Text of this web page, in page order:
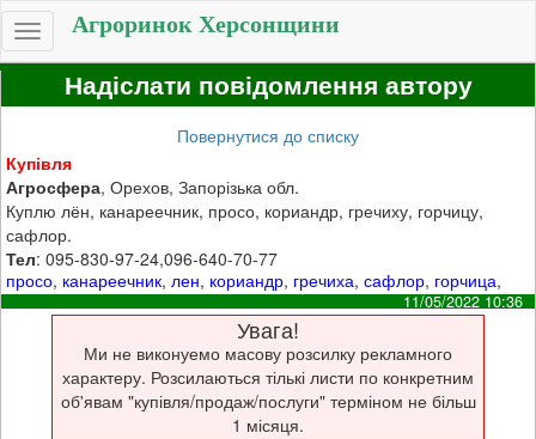
Toggle
navigation
Агроринок Херсонщини
Надіслати повідомлення автору
Повернутися до списку
Купівля
Агросфера, Орехов, Запорізька обл.
Куплю лён, канареечник, просо, кориандр, гречиху, горчицу,
сафлор.
Тел: 095-830-97-24,096-640-70-77
просо, канареечник, лен, кориандр, гречиха,сафлор, горчица,
11/05/2022 10:36
Увага!
Ми не виконуемо масову розсилку рекламного
характеру. Розсилаються тількі листи по конкретним
об'явам "купівля/продаж/послуги" терміном не більш
1 місяця.